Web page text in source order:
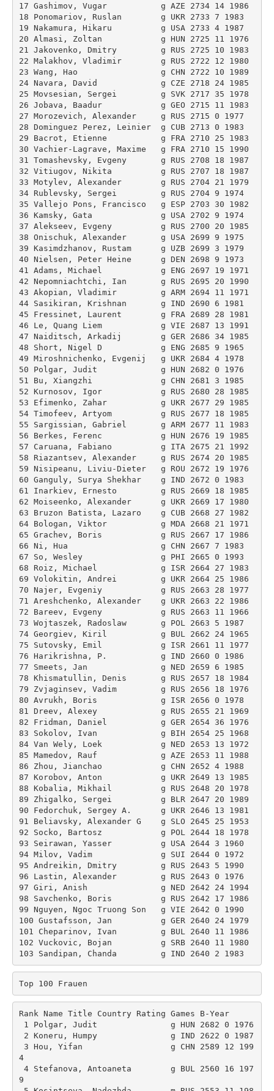
17 Gashimov, Vugar           g AZE 2734 14 1986
18 Ponomariov, Ruslan        g UKR 2733 7 1983
19 Nakamura, Hikaru          g USA 2733 4 1987
20 Almasi, Zoltan            g HUN 2725 11 1976
21 Jakovenko, Dmitry         g RUS 2725 10 1983
22 Malakhov, Vladimir        g RUS 2722 12 1980
23 Wang, Hao                 g CHN 2722 10 1989
24 Navara, David             g CZE 2718 24 1985
25 Movsesian, Sergei         g SVK 2717 35 1978
26 Jobava, Baadur            g GEO 2715 11 1983
27 Morozevich, Alexander     g RUS 2715 0 1977
28 Dominguez Perez, Leinier  g CUB 2713 0 1983
29 Bacrot, Etienne           g FRA 2710 25 1983
30 Vachier-Lagrave, Maxime   g FRA 2710 15 1990
31 Tomashevsky, Evgeny       g RUS 2708 18 1987
32 Vitiugov, Nikita          g RUS 2707 18 1987
33 Motylev, Alexander        g RUS 2704 21 1979
34 Rublevsky, Sergei         g RUS 2704 9 1974
35 Vallejo Pons, Francisco   g ESP 2703 30 1982
36 Kamsky, Gata              g USA 2702 9 1974
37 Alekseev, Evgeny          g RUS 2700 20 1985
38 Onischuk, Alexander       g USA 2699 9 1975
39 Kasimdzhanov, Rustam      g UZB 2699 3 1979
40 Nielsen, Peter Heine      g DEN 2698 9 1973
41 Adams, Michael            g ENG 2697 19 1971
42 Nepomniachtchi, Ian       g RUS 2695 20 1990
43 Akopian, Vladimir         g ARM 2694 11 1971
44 Sasikiran, Krishnan       g IND 2690 6 1981
45 Fressinet, Laurent        g FRA 2689 28 1981
46 Le, Quang Liem            g VIE 2687 13 1991
47 Naiditsch, Arkadij        g GER 2686 34 1985
48 Short, Nigel D            g ENG 2685 9 1965
49 Miroshnichenko, Evgenij   g UKR 2684 4 1978
50 Polgar, Judit             g HUN 2682 0 1976
51 Bu, Xiangzhi              g CHN 2681 3 1985
52 Kurnosov, Igor            g RUS 2680 28 1985
53 Efimenko, Zahar           g UKR 2677 29 1985
54 Timofeev, Artyom          g RUS 2677 18 1985
55 Sargissian, Gabriel       g ARM 2677 11 1983
56 Berkes, Ferenc            g HUN 2676 19 1985
57 Caruana, Fabiano          g ITA 2675 21 1992
58 Riazantsev, Alexander     g RUS 2674 20 1985
59 Nisipeanu, Liviu-Dieter   g ROU 2672 19 1976
60 Ganguly, Surya Shekhar    g IND 2672 0 1983
61 Inarkiev, Ernesto         g RUS 2669 18 1985
62 Moiseenko, Alexander      g UKR 2669 17 1980
63 Bruzon Batista, Lazaro    g CUB 2668 27 1982
64 Bologan, Viktor           g MDA 2668 21 1971
65 Grachev, Boris            g RUS 2667 17 1986
66 Ni, Hua                   g CHN 2667 7 1983
67 So, Wesley                g PHI 2665 0 1993
68 Roiz, Michael             g ISR 2664 27 1983
69 Volokitin, Andrei         g UKR 2664 25 1986
70 Najer, Evgeniy            g RUS 2663 28 1977
71 Areshchenko, Alexander    g UKR 2663 22 1986
72 Bareev, Evgeny            g RUS 2663 11 1966
73 Wojtaszek, Radoslaw       g POL 2663 5 1987
74 Georgiev, Kiril           g BUL 2662 24 1965
75 Sutovsky, Emil            g ISR 2661 11 1977
76 Harikrishna, P.           g IND 2660 0 1986
77 Smeets, Jan               g NED 2659 6 1985
78 Khismatullin, Denis       g RUS 2657 18 1984
79 Zvjaginsev, Vadim         g RUS 2656 18 1976
80 Avrukh, Boris             g ISR 2656 0 1978
81 Dreev, Alexey             g RUS 2655 21 1969
82 Fridman, Daniel           g GER 2654 36 1976
83 Sokolov, Ivan             g BIH 2654 25 1968
84 Van Wely, Loek            g NED 2653 13 1972
85 Mamedov, Rauf             g AZE 2653 11 1988
86 Zhou, Jianchao            g CHN 2652 4 1988
87 Korobov, Anton            g UKR 2649 13 1985
88 Kobalia, Mikhail          g RUS 2648 20 1978
89 Zhigalko, Sergei          g BLR 2647 20 1989
90 Fedorchuk, Sergey A.      g UKR 2646 13 1981
91 Beliavsky, Alexander G    g SLO 2645 25 1953
92 Socko, Bartosz            g POL 2644 18 1978
93 Seirawan, Yasser          g USA 2644 3 1960
94 Milov, Vadim              g SUI 2644 0 1972
95 Andreikin, Dmitry         g RUS 2643 5 1990
96 Lastin, Alexander         g RUS 2643 0 1976
97 Giri, Anish               g NED 2642 24 1994
98 Savchenko, Boris          g RUS 2642 17 1986
99 Nguyen, Ngoc Truong Son   g VIE 2642 0 1990
100 Gustafsson, Jan          g GER 2640 24 1979
101 Cheparinov, Ivan         g BUL 2640 11 1986
102 Vuckovic, Bojan          g SRB 2640 11 1980
Top 100 Frauen
Rank Name Title Country Rating Games B-Year
4
9